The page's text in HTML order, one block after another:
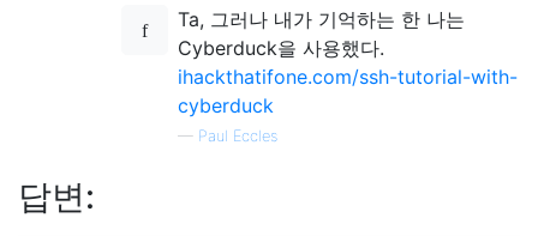
Ta, 그러나 내가 기억하는 한 나는
Cyberduck을 사용했다.
ihackthatifone.com/ssh-tutorial-with-
cyberduck
— Paul Eccles
답변: